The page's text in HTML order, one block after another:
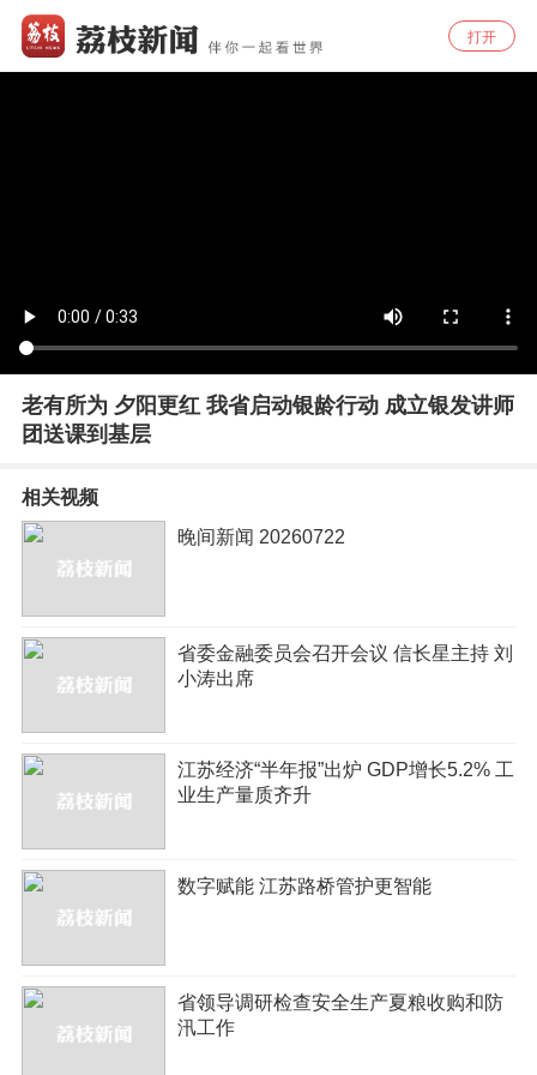
打开
老有所为 夕阳更红 我省启动银龄行动 成立银发讲师
团送课到基层
相关视频
晚间新闻 20260722
省委金融委员会召开会议 信长星主持 刘
小涛出席
江苏经济“半年报”出炉 GDP增长5.2% 工
业生产量质齐升
数字赋能 江苏路桥管护更智能
省领导调研检查安全生产夏粮收购和防
汛工作